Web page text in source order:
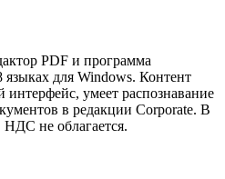
PDF и программа
языках для Windows. Контент
умеет распознавание
в редакции Corporate. В
НДС не облагается.